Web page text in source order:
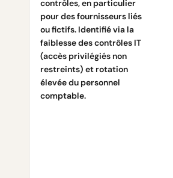
contrôles, en particulier
pour des fournisseurs liés
ou fictifs. Identifié via la
faiblesse des contrôles IT
(accès privilégiés non
restreints) et rotation
élevée du personnel
comptable.